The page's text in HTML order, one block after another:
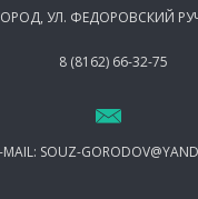
УЛ. ФЕДОРОВСКИЙ
8 (8162) 66-32-75
MAIL: SOUZ-